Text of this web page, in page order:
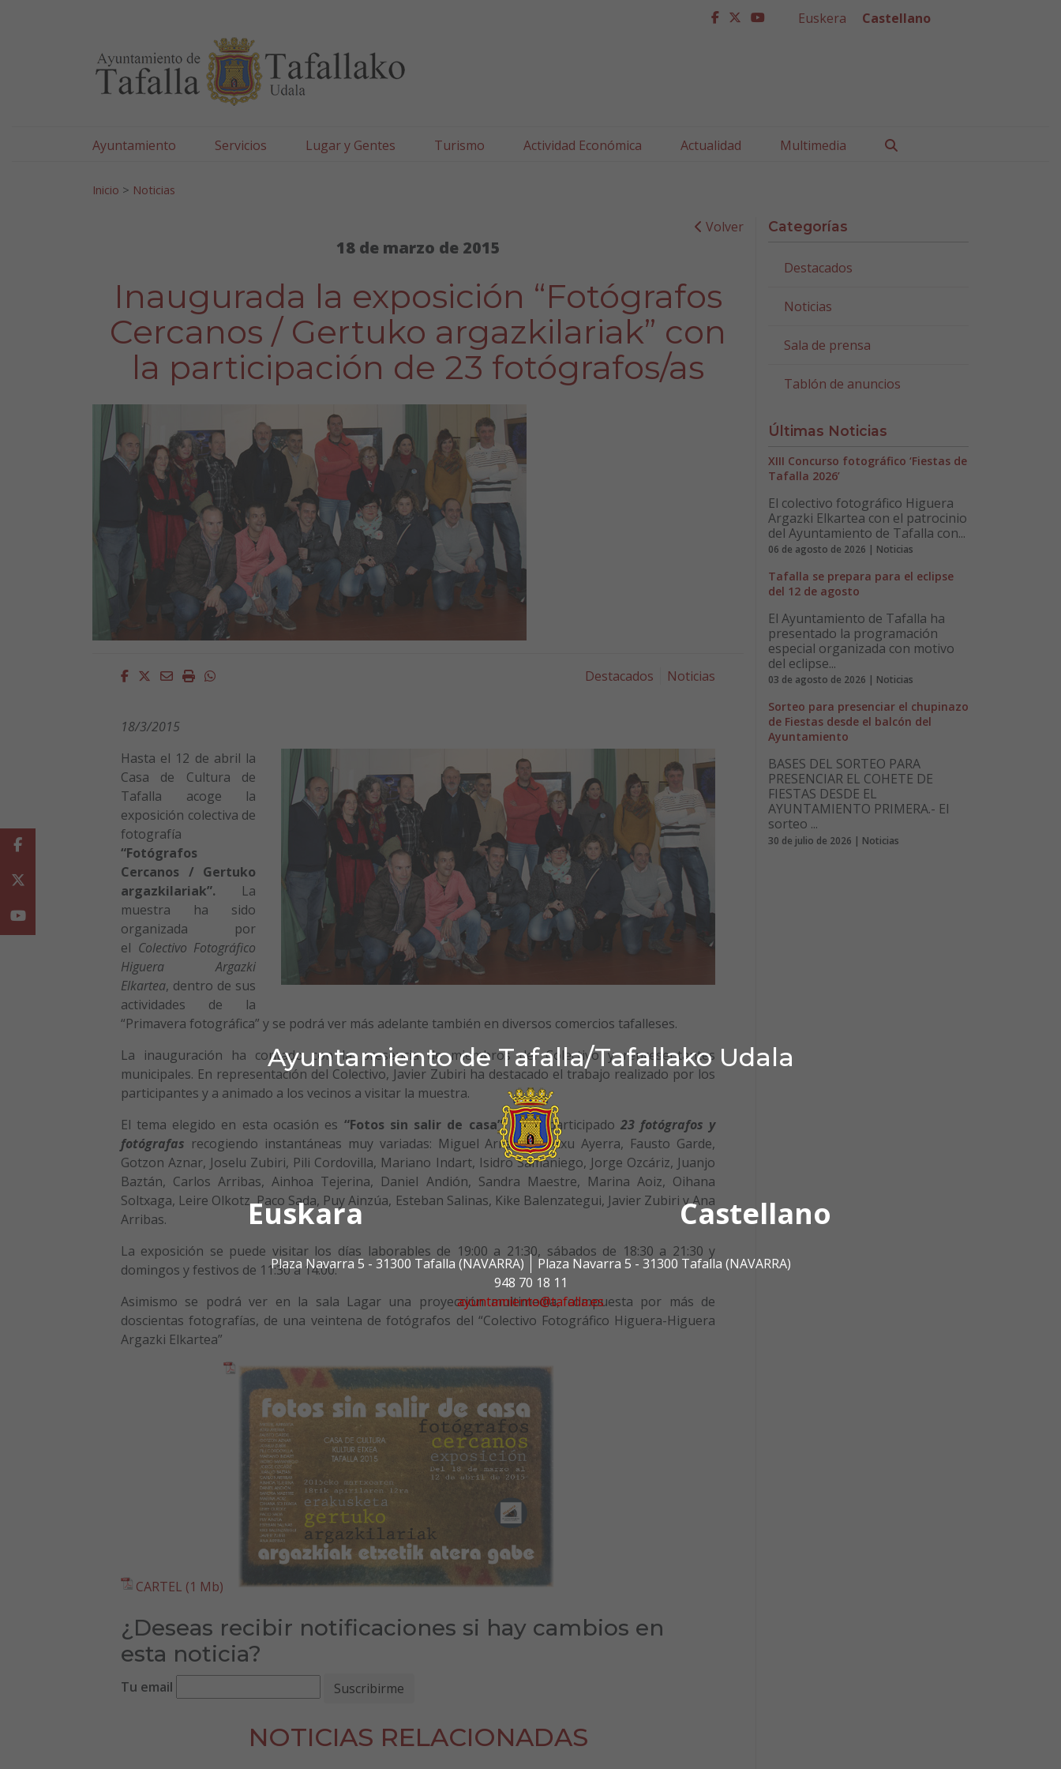
Ayuntamiento de Tafalla/Tafallako Udala
Euskara Castellano
Plaza Navarra 5 - 31300 Tafalla (NAVARRA)
Plaza Navarra 5 - 31300 Tafalla (NAVARRA)
948 70 18 11
ayuntamiento@tafalla.es
facebook
twitter
youtube
Euskera Castellano
Ayuntamiento Servicios Lugar y Gentes Turismo Actividad Económica Actualidad Multimedia
Inicio > Noticias
Volver
18 de marzo de 2015
Inaugurada la exposición “Fotógrafos
Cercanos / Gertuko argazkilariak” con
la participación de 23 fotógrafos/as
Facebook
Twitter
EmailImprimirWhatsapp Destacados Noticias
18/3/2015
Hasta el 12 de abril la
Casa de Cultura de
Tafalla acoge la
exposición colectiva de
fotografía
“Fotógrafos
Cercanos / Gertuko
argazkilariak”. La
muestra ha sido
organizada por
el Colectivo Fotográfico
Higuera Argazki
Elkartea, dentro de sus
actividades de la
“Primavera fotográfica” y se podrá ver más adelante también en diversos comercios tafalleses.
La inauguración ha contado con la presencia de miembros del Colectivo y representantes
municipales. En representación del Colectivo, Javier Zubiri ha destacado el trabajo realizado por los
participantes y a animado a los vecinos a visitar la muestra.
El tema elegido en esta ocasión es “Fotos sin salir de casa”.Han participado 23 fotógrafos y
fotógrafas recogiendo instantáneas muy variadas: Miguel Arrastia , Atxu Ayerra, Fausto Garde,
Gotzon Aznar, Joselu Zubiri, Pili Cordovilla, Mariano Indart, Isidro Samaniego, Jorge Ozcáriz, Juanjo
Baztán, Carlos Arribas, Ainhoa Tejerina, Daniel Andión, Sandra Maestre, Marina Aoiz, Oihana
Soltxaga, Leire Olkotz, Paco Sada, Puy Ainzúa, Esteban Salinas, Kike Balenzategui, Javier Zubiri y Ana
Arribas.
La exposición se puede visitar los días laborables de 19:00 a 21:30, sábados de 18:30 a 21:30 y
domingos y festivos de 11:30 a 14:00.
Asimismo se podrá ver en la sala Lagar una proyección multimedia, compuesta por más de
doscientas fotografías, de una veintena de fotógrafos del “Colectivo Fotográfico Higuera-Higuera
Argazki Elkartea”
CARTEL (1 Mb)
¿Deseas recibir notificaciones si hay cambios en
esta noticia?
Tu email
NOTICIAS RELACIONADAS
Categorías
Destacados
Noticias
Sala de prensa
Tablón de anuncios
Últimas Noticias
XIII Concurso fotográfico ‘Fiestas de
Tafalla 2026’
El colectivo fotográfico Higuera
Argazki Elkartea con el patrocinio
del Ayuntamiento de Tafalla con...
06 de agosto de 2026 | Noticias
Tafalla se prepara para el eclipse
del 12 de agosto
El Ayuntamiento de Tafalla ha
presentado la programación
especial organizada con motivo
del eclipse...
03 de agosto de 2026 | Noticias
Sorteo para presenciar el chupinazo
de Fiestas desde el balcón del
Ayuntamiento
BASES DEL SORTEO PARA
PRESENCIAR EL COHETE DE
FIESTAS DESDE EL
AYUNTAMIENTO PRIMERA.- El
sorteo ...
30 de julio de 2026 | Noticias
Facebook
Youtube